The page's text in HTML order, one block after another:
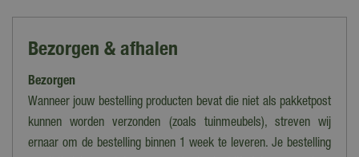
Bezem
Kleur
Groen, Rood
Bezorgen & afhalen
Bezorgen
Wanneer jouw bestelling producten bevat die niet als pakketpost
kunnen worden verzonden (zoals tuinmeubels), streven wij
ernaar om de bestelling binnen 1 week te leveren. Je bestelling